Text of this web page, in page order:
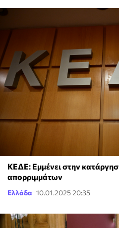
ΚΕΔΕ: Εμμένει στην
απορριμμάτων
Ελλάδα 10.01.2025 20:35